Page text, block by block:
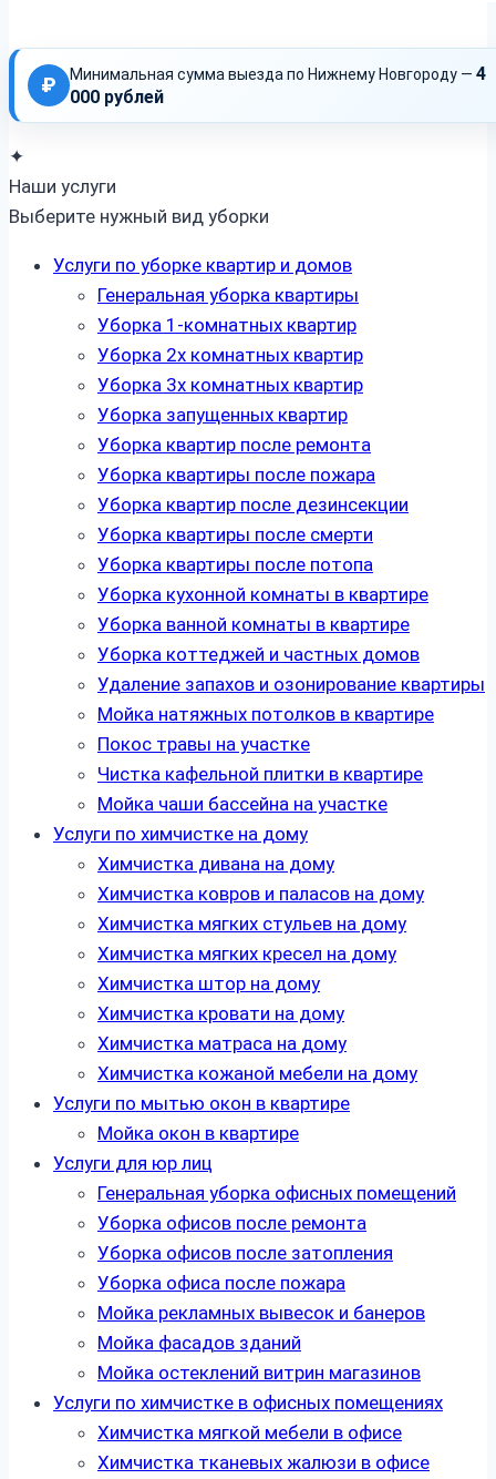
₽ Минимальная сумма выезда по Нижнему Новгороду — 4
000 рублей
✦
Наши услуги
Выберите нужный вид уборки
Услуги по уборке квартир и домов
Генеральная уборка квартиры
Уборка 1-комнатных квартир
Уборка 2х комнатных квартир
Уборка 3х комнатных квартир
Уборка запущенных квартир
Уборка квартир после ремонта
Уборка квартиры после пожара
Уборка квартир после дезинсекции
Уборка квартиры после смерти
Уборка квартиры после потопа
Уборка кухонной комнаты в квартире
Уборка ванной комнаты в квартире
Уборка коттеджей и частных домов
Удаление запахов и озонирование квартиры
Мойка натяжных потолков в квартире
Покос травы на участке
Чистка кафельной плитки в квартире
Мойка чаши бассейна на участке
Услуги по химчистке на дому
Химчистка дивана на дому
Химчистка ковров и паласов на дому
Химчистка мягких стульев на дому
Химчистка мягких кресел на дому
Химчистка штор на дому
Химчистка кровати на дому
Химчистка матраса на дому
Химчистка кожаной мебели на дому
Услуги по мытью окон в квартире
Мойка окон в квартире
Услуги для юр лиц
Генеральная уборка офисных помещений
Уборка офисов после ремонта
Уборка офисов после затопления
Уборка офиса после пожара
Мойка рекламных вывесок и банеров
Мойка фасадов зданий
Мойка остеклений витрин магазинов
Услуги по химчистке в офисных помещениях
Химчистка мягкой мебели в офисе
Химчистка тканевых жалюзи в офисе